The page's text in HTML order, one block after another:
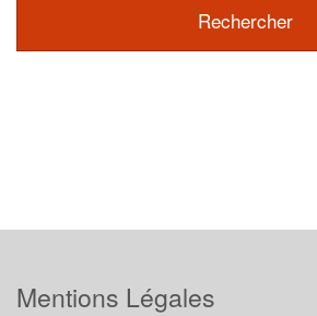
Mentions Légales